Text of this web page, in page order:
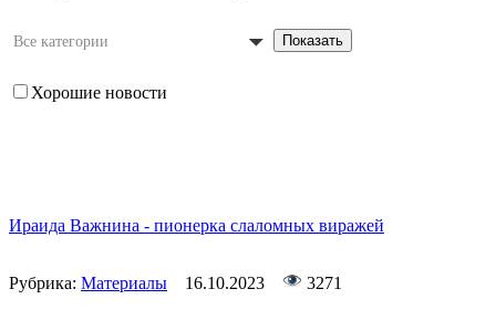
Все категории Показать
Хорошие новости
Ираида Важнина - пионерка слаломных виражей
Рубрика: Материалы 16.10.2023 3271